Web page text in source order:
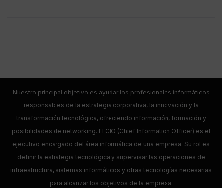
Nuestro principal objetivo es ayudar los profesionales informáticos
responsables de la estrategia corporativa, la innovación y la
transformación tecnológica, ofreciendo información, formación y
posibilidades de networking. El CIO (Chief Information Officer) es el
ejecutivo encargado del área informática de una empresa. Su rol es
definir la estrategia tecnológica y supervisar las operaciones de
infraestructura, sistemas informáticos y otras tecnologías necesarias
para alcanzar los objetivos de la empresa.